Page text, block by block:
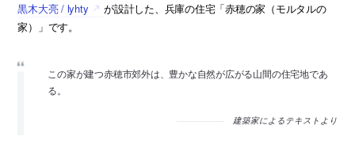
黒木大亮 / lyhty
が設計した、兵庫の住宅「赤穂の家（モルタルの
家）」です。
この家が建つ赤穂市郊外は、豊かな自然が広がる山間の住宅地であ
る。
建築家によるテキストより